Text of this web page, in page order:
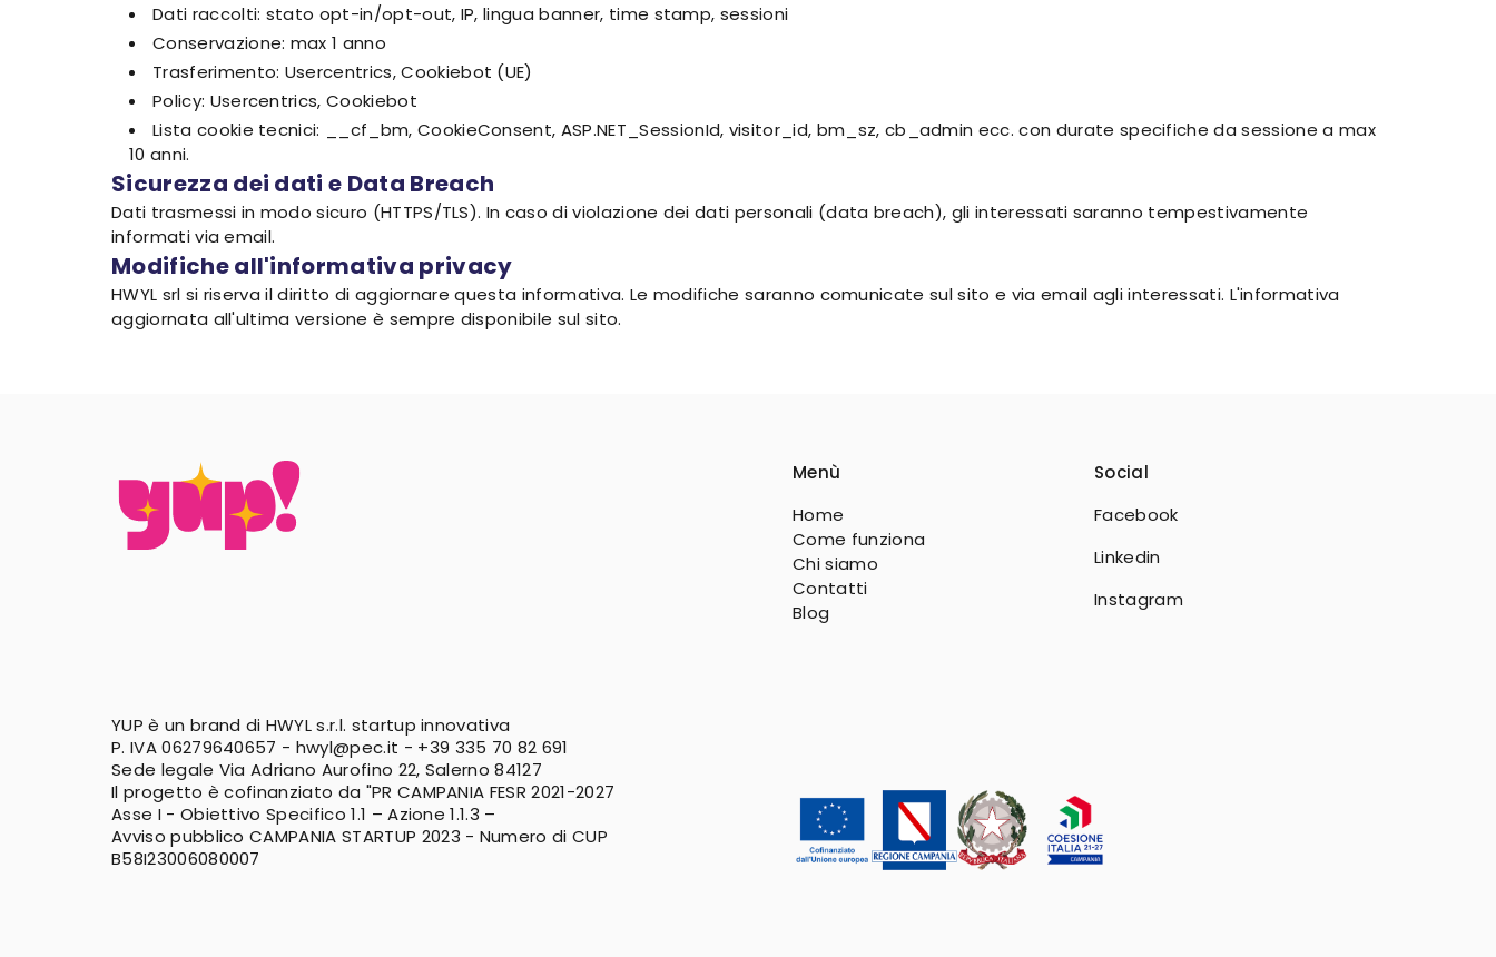
Dati raccolti: stato opt-in/opt-out, IP, lingua banner, time stamp, sessioni
Conservazione: max 1 anno
Trasferimento: Usercentrics, Cookiebot (UE)
Policy: Usercentrics, Cookiebot
Lista cookie tecnici: __cf_bm, CookieConsent, ASP.NET_SessionId, visitor_id, bm_sz, cb_admin ecc. con durate specifiche da sessione a max
10 anni.
Sicurezza dei dati e Data Breach
Dati trasmessi in modo sicuro (HTTPS/TLS). In caso di violazione dei dati personali (data breach), gli interessati saranno tempestivamente
informati via email.
Modifiche all'informativa privacy
HWYL srl si riserva il diritto di aggiornare questa informativa. Le modifiche saranno comunicate sul sito e via email agli interessati. L'informativa
aggiornata all'ultima versione è sempre disponibile sul sito.
Menù
Home
Come funziona
Chi siamo
Contatti
Blog
Social
Facebook
Linkedin
Instagram
YUP è un brand di HWYL s.r.l. startup innovativa
P. IVA 06279640657 - hwyl@pec.it - +39 335 70 82 691
Sede legale Via Adriano Aurofino 22, Salerno 84127
Il progetto è cofinanziato da "PR CAMPANIA FESR 2021-2027
Asse I - Obiettivo Specifico 1.1 – Azione 1.1.3 –
Avviso pubblico CAMPANIA STARTUP 2023 - Numero di CUP
B58I23006080007